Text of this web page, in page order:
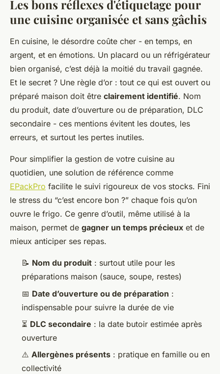
Les bons réflexes d'étiquetage pour
une cuisine organisée et sans gâchis
En cuisine, le désordre coûte cher - en temps, en
argent, et en émotions. Un placard ou un réfrigérateur
bien organisé, c’est déjà la moitié du travail gagnée.
Et le secret ? Une règle d’or : tout ce qui est ouvert ou
préparé maison doit être clairement identifié. Nom
du produit, date d’ouverture ou de préparation, DLC
secondaire - ces mentions évitent les doutes, les
erreurs, et surtout les pertes inutiles.
Pour simplifier la gestion de votre cuisine au
quotidien, une solution de référence comme
EPackPro facilite le suivi rigoureux de vos stocks. Fini
le stress du “c’est encore bon ?” chaque fois qu’on
ouvre le frigo. Ce genre d’outil, même utilisé à la
maison, permet de gagner un temps précieux et de
mieux anticiper ses repas.
📝 Nom du produit : surtout utile pour les
préparations maison (sauce, soupe, restes)
📅 Date d’ouverture ou de préparation :
indispensable pour suivre la durée de vie
⏳ DLC secondaire : la date butoir estimée après
ouverture
⚠️ Allergènes présents : pratique en famille ou en
collectivité